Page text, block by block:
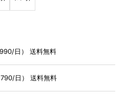
日） 送料無料
日） 送料無料